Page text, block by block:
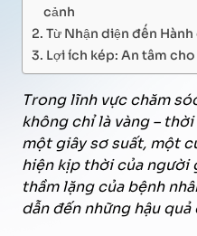
cảnh
Từ Nhận diện đến
Lợi ích kép: An tâm
Trong lĩnh vực chăm
không chỉ là vàng –
một giây sơ suất, một
hiện kịp thời của người
thầm lặng của bệnh
dẫn đến những hậu